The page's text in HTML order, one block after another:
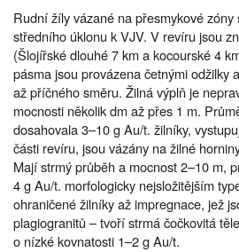
Rudní žíly vázané na přesmykové zóny
středního úklonu k VJV. V revíru jsou
(Šlojířské dlouhé 7 km a kocourské 4
pásma jsou provázena četnými odžilky
až příčného směru. Žilná výplň je
mocnosti několik dm až přes 1 m.
dosahovala 3–10 g Au/t. žilníky,
části revíru, jsou vázány na žilné
Mají strmý průběh a mocnost 2–10 m,
4 g Au/t. morfologicky nejsložitějším
ohraničené žilníky až impregnace, jež
plagiogranitů – tvoří strmá čočkovitá
o nízké kovnatosti 1–2 g Au/t.